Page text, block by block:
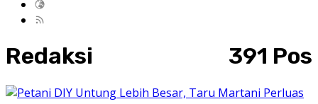
Redaksi 391 Pos